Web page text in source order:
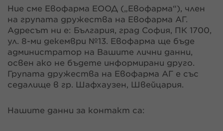
Ние сме Евофарма ЕООД („Евофарма“), член
на групата дружества на Евофарма АГ.
Адресът ни е: България, град София, ПК 1700,
ул. 8-ми декември №13. Евофарма ще бъде
администратор на Вашите лични данни,
освен ако не бъдете информирани друго.
Групата дружества на Евофарма АГ е със
седалище в гр. Шафхаузен, Швейцария.
Нашите данни за контакт са: